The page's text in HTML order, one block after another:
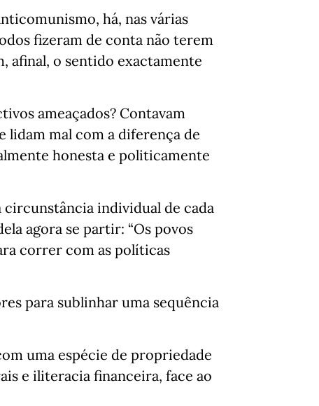
há, nas várias
fizeram de conta não terem
afinal, o sentido exactamente
ameaçados? Contavam
lidam mal com a diferença de
honesta e politicamente
circunstância individual de cada
agora se partir: “Os povos
correr com as políticas
para sublinhar uma sequência
uma espécie de propriedade
e iliteracia financeira, face ao